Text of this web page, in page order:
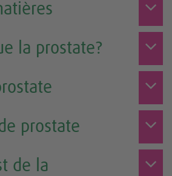
la prostate?
prostate
de la